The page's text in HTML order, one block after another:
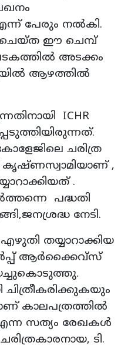
പേരും നൽകി.
ചെയ്‌ത ഈ ചെമ്പ്
അടക്കം
ആഴത്തിൽ
ICHR
ചരിത്ര
,
.
പദ്ധതി
നേടി.
തയ്യാറാക്കിയ
ആർക്കൈവ്സ്
ചിത്രീകരിക്കുകയും
കാലപത്രത്തിൽ
സത്യം രേഖകൾ
ടി.